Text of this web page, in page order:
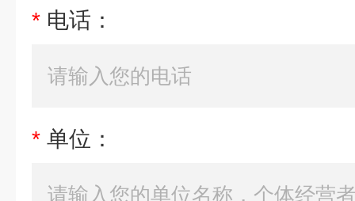
* 电话：
* 单位：